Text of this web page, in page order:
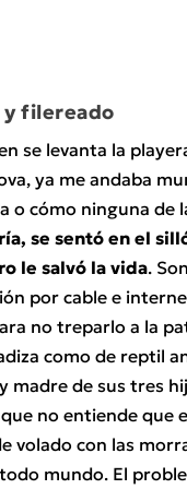
y filereado
se levanta la
ya me andaba
o cómo ninguna de
se sentó en el
le salvó la vida.
por cable e
no treparlo a la
como de reptil
madre de sus tres
que no entiende que
volado con las
mundo. El